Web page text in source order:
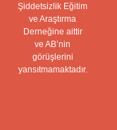
Şiddetsizlik Eğitim
ve Araştırma
Derneğine aittir
ve AB’nin
görüşlerini
yansıtmamaktadır.